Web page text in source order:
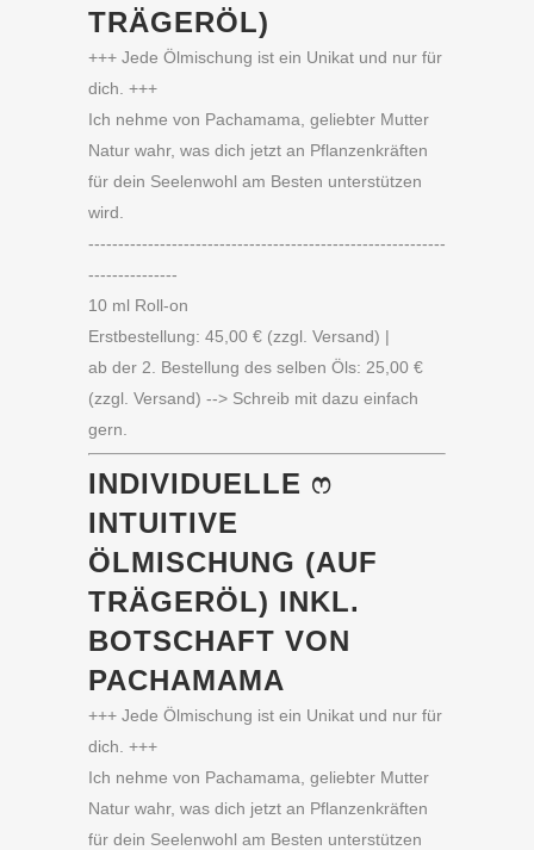
TRÄGERÖL)
+++ Jede Ölmischung ist ein Unikat und nur für
dich. +++
Ich nehme von Pachamama, geliebter Mutter
Natur wahr, was dich jetzt an Pflanzenkräften
für dein Seelenwohl am Besten unterstützen
wird.
------------------------------------------------------------
---------------
10 ml Roll-on
Erstbestellung: 45,00 € (zzgl. Versand) |
ab der 2. Bestellung des selben Öls: 25,00 €
(zzgl. Versand) --> Schreib mit dazu einfach
gern.
INDIVIDUELLE ෆ
INTUITIVE
ÖLMISCHUNG (AUF
TRÄGERÖL) INKL.
BOTSCHAFT VON
PACHAMAMA
+++ Jede Ölmischung ist ein Unikat und nur für
dich. +++
Ich nehme von Pachamama, geliebter Mutter
Natur wahr, was dich jetzt an Pflanzenkräften
für dein Seelenwohl am Besten unterstützen